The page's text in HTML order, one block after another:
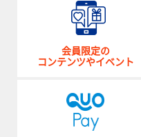
会員限定の
コンテンツやイベント